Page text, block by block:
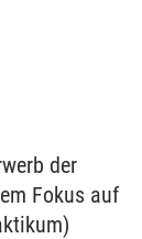
der
Fokus auf